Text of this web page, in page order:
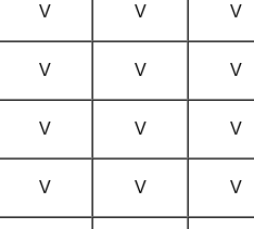
V V V
V V V
V V V
V V V